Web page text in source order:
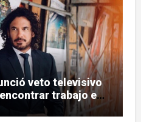
veto televisivo
trabajo en